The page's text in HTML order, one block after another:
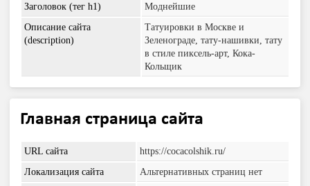
Заголовок (тег h1)
Моднейшие
Описание сайта
(description)
Татуировки в Москве и
Зеленограде, тату-нашивки, тату
в стиле пиксель-арт, Кока-
Кольщик
Главная страница сайта
URL сайта
https://cocacolshik.ru/
Локализация сайта
Альтернативных страниц нет